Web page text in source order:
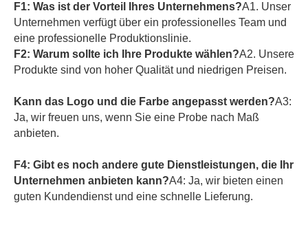
F1: Was ist der Vorteil Ihres Unternehmens?A1. Unser
Unternehmen verfügt über ein professionelles Team und
eine professionelle Produktionslinie.
F2: Warum sollte ich Ihre Produkte wählen?A2. Unsere
Produkte sind von hoher Qualität und niedrigen Preisen.
Kann das Logo und die Farbe angepasst werden?A3:
Ja, wir freuen uns, wenn Sie eine Probe nach Maß
anbieten.
F4: Gibt es noch andere gute Dienstleistungen, die Ihr
Unternehmen anbieten kann?A4: Ja, wir bieten einen
guten Kundendienst und eine schnelle Lieferung.